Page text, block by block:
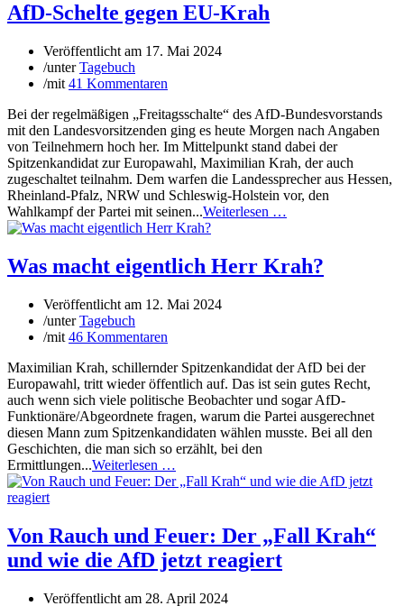
AfD-Schelte gegen EU-Krah
Veröffentlicht am 17. Mai 2024
/unterTagebuch
/mit 41 Kommentaren
Bei der regelmäßigen „Freitagsschalte“ des AfD-Bundesvorstands
mit den Landesvorsitzenden ging es heute Morgen nach Angaben
von Teilnehmern hoch her. Im Mittelpunkt stand dabei der
Spitzenkandidat zur Europawahl, Maximilian Krah, der auch
zugeschaltet teilnahm. Dem warfen die Landessprecher aus Hessen,
Rheinland-Pfalz, NRW und Schleswig-Holstein vor, den
Wahlkampf der Partei mit seinen...Weiterlesen …
Was macht eigentlich Herr Krah?
Veröffentlicht am 12. Mai 2024
/unterTagebuch
/mit 46 Kommentaren
Maximilian Krah, schillernder Spitzenkandidat der AfD bei der
Europawahl, tritt wieder öffentlich auf. Das ist sein gutes Recht,
auch wenn sich viele politische Beobachter und sogar AfD-
Funktionäre/Abgeordnete fragen, warum die Partei ausgerechnet
diesen Mann zum Spitzenkandidaten wählen musste. Bei all den
Geschichten, die man sich so erzählt, bei den
Ermittlungen...Weiterlesen …
Von Rauch und Feuer: Der „Fall Krah“
und wie die AfD jetzt reagiert
Veröffentlicht am 28. April 2024